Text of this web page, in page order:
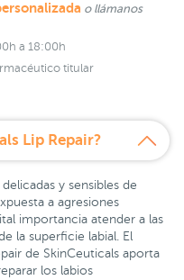
o llámanos
a 18:00h
titular
Lip Repair?
y sensibles de
a agresiones
importancia atender a las
la superficie labial. El
de SkinCeuticals aporta
los labios